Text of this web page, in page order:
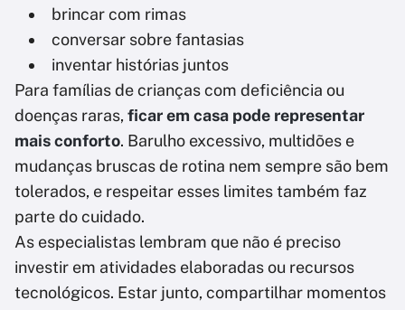
brincar com rimas
conversar sobre fantasias
inventar histórias juntos
Para famílias de crianças com deficiência ou
doenças raras, ficar em casa pode representar
mais conforto. Barulho excessivo, multidões e
mudanças bruscas de rotina nem sempre são bem
tolerados, e respeitar esses limites também faz
parte do cuidado.
As especialistas lembram que não é preciso
investir em atividades elaboradas ou recursos
tecnológicos. Estar junto, compartilhar momentos